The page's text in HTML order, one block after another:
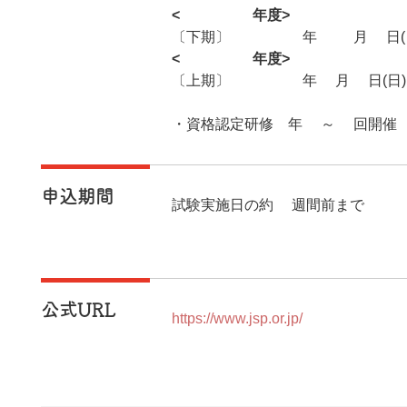
<2025年度>
〔下期〕2025年11月9日(
<2026年度>
〔上期〕2026年6月7日(日)
・資格認定研修 年2～3回開催
申込期間 試験実施日の約2週間前まで
公式URL https://www.jsp.or.jp/